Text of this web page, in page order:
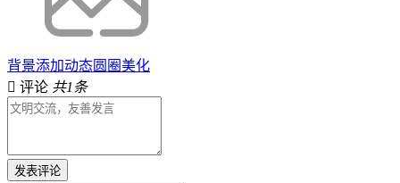
背景添加动态圆圈美化
评论 共1条
发表评论